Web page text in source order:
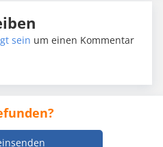
sein um einen Kommentar